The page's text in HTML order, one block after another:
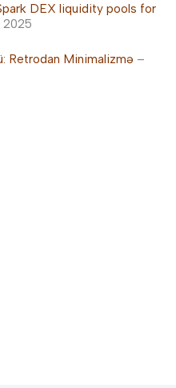
DEX liquidity pools for
2025
Retrodan Minimalizmə –